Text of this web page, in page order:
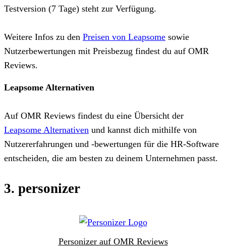
Testversion (7 Tage) steht zur Verfügung.
Weitere Infos zu den Preisen von Leapsome sowie
Nutzerbewertungen mit Preisbezug findest du auf OMR
Reviews.
Leapsome Alternativen
Auf OMR Reviews findest du eine Übersicht der
Leapsome Alternativen und kannst dich mithilfe von
Nutzererfahrungen und -bewertungen für die HR-Software
entscheiden, die am besten zu deinem Unternehmen passt.
3. personizer
Personizer auf OMR Reviews